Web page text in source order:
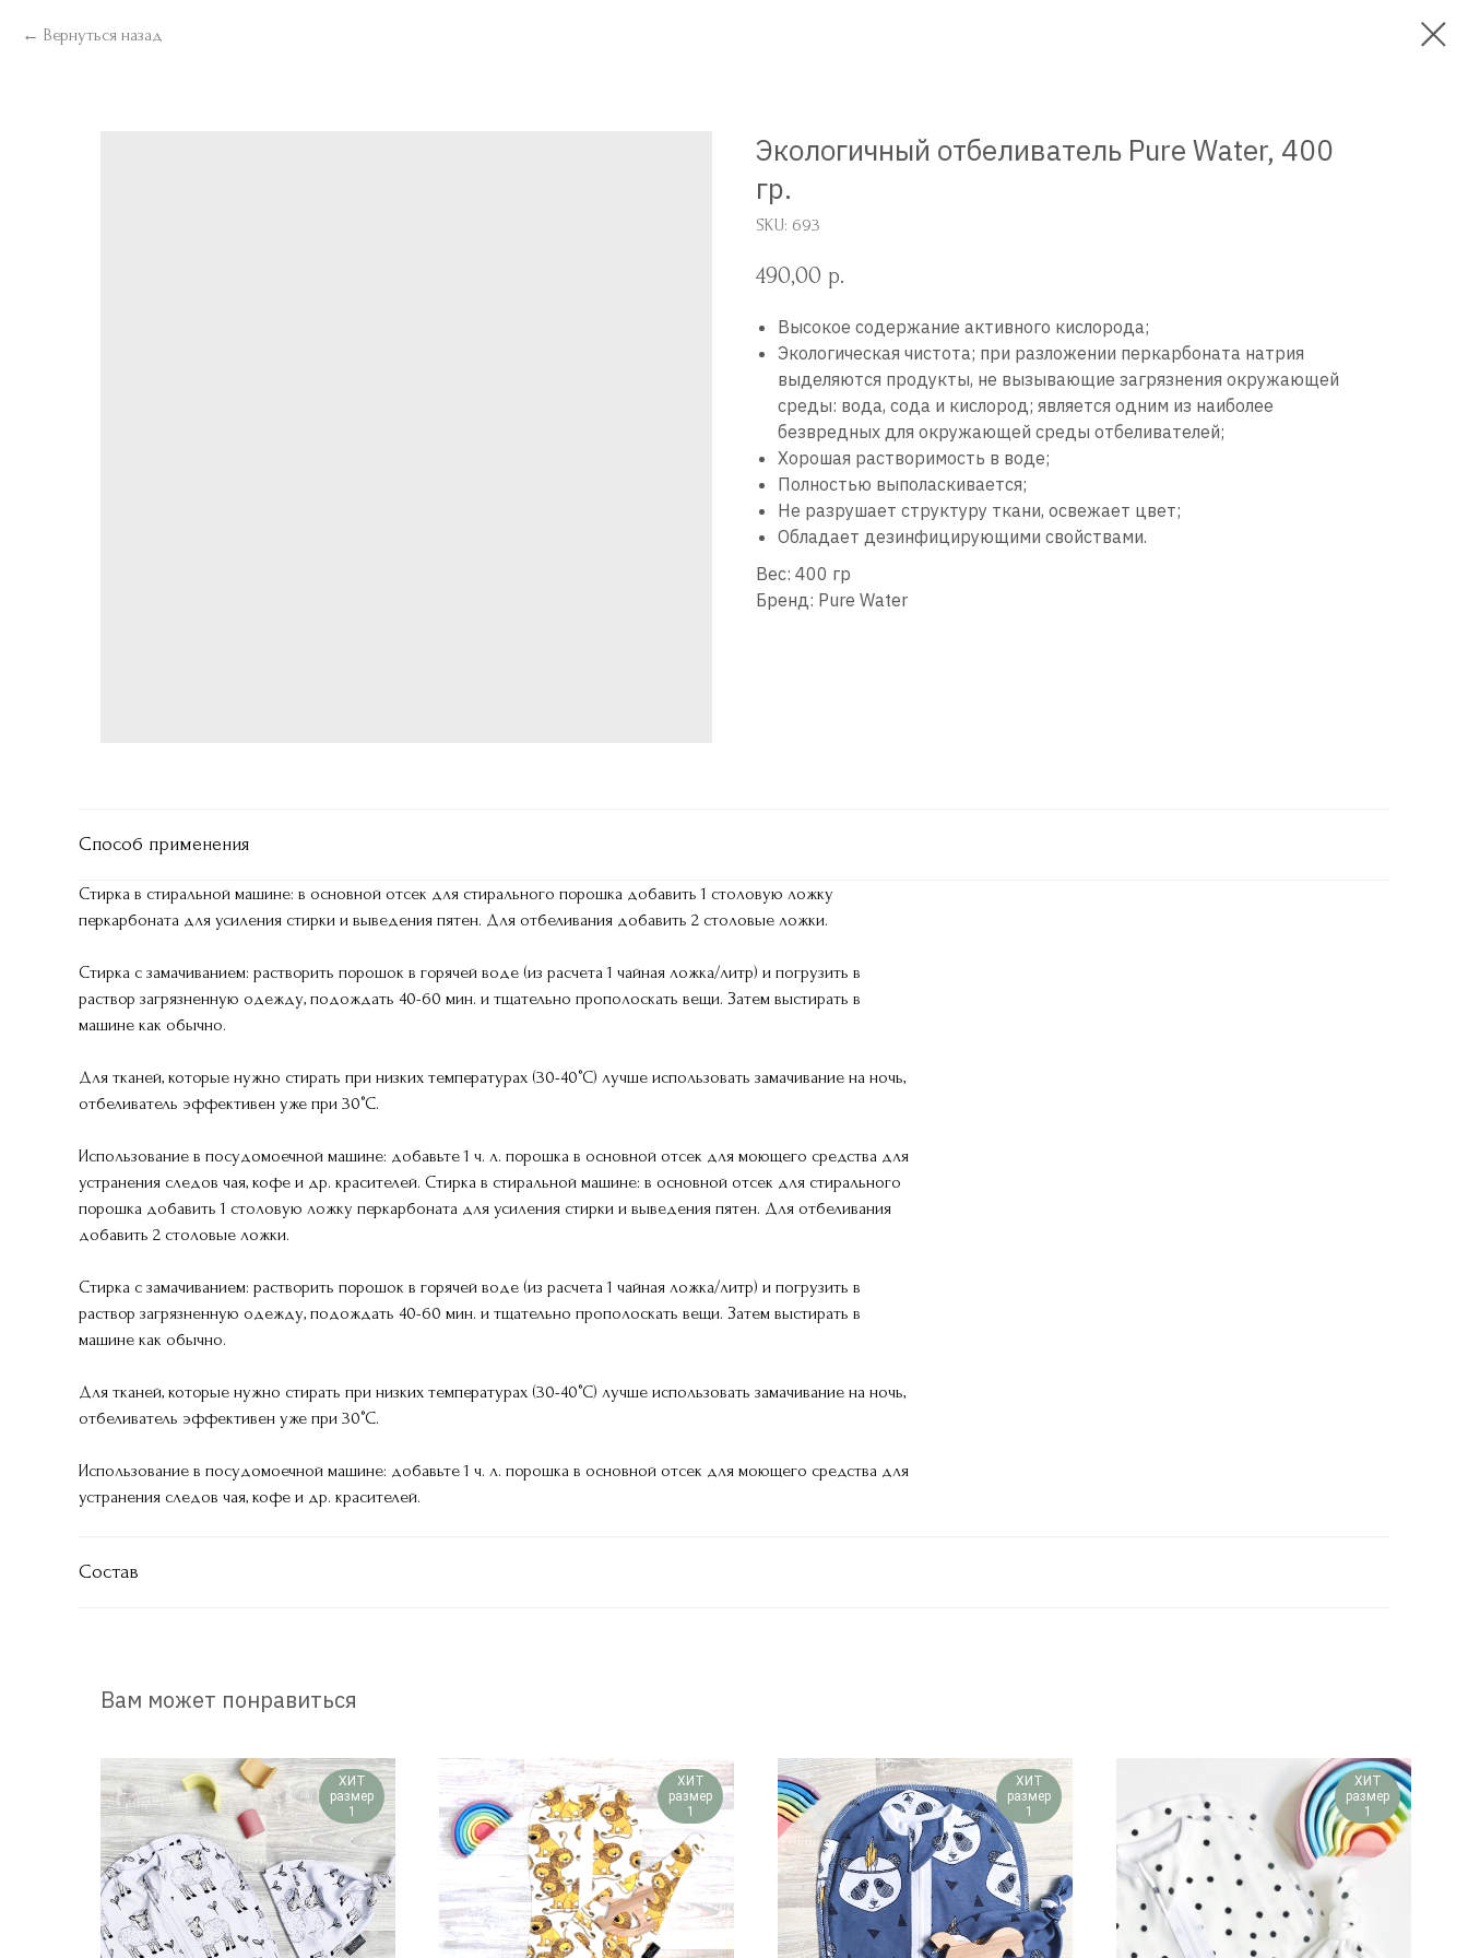
Вернуться назад
Экологичный отбеливатель Pure Water, 400
гр.
SKU: 693
490,00 р.
Высокое содержание активного кислорода;
Экологическая чистота; при разложении перкарбоната натрия
выделяются продукты, не вызывающие загрязнения окружающей
среды: вода, сода и кислород; является одним из наиболее
безвредных для окружающей среды отбеливателей;
Хорошая растворимость в воде;
Полностью выполаскивается;
Не разрушает структуру ткани, освежает цвет;
Обладает дезинфицирующими свойствами.
Вес: 400 гр
Бренд: Pure Water
Способ применения
Стирка в стиральной машине: в основной отсек для стирального порошка добавить 1 столовую ложку
перкарбоната для усиления стирки и выведения пятен. Для отбеливания добавить 2 столовые ложки.
Стирка с замачиванием: растворить порошок в горячей воде (из расчета 1 чайная ложка/литр) и погрузить в
раствор загрязненную одежду, подождать 40-60 мин. и тщательно прополоскать вещи. Затем выстирать в
машине как обычно.
Для тканей, которые нужно стирать при низких температурах (30-40°С) лучше использовать замачивание на ночь,
отбеливатель эффективен уже при 30°С.
Использование в посудомоечной машине: добавьте 1 ч. л. порошка в основной отсек для моющего средства для
устранения следов чая, кофе и др. красителей. Стирка в стиральной машине: в основной отсек для стирального
порошка добавить 1 столовую ложку перкарбоната для усиления стирки и выведения пятен. Для отбеливания
добавить 2 столовые ложки.
Стирка с замачиванием: растворить порошок в горячей воде (из расчета 1 чайная ложка/литр) и погрузить в
раствор загрязненную одежду, подождать 40-60 мин. и тщательно прополоскать вещи. Затем выстирать в
машине как обычно.
Для тканей, которые нужно стирать при низких температурах (30-40°С) лучше использовать замачивание на ночь,
отбеливатель эффективен уже при 30°С.
Использование в посудомоечной машине: добавьте 1 ч. л. порошка в основной отсек для моющего средства для
устранения следов чая, кофе и др. красителей.
Состав
Вам может понравиться
ХИТ
размер
1
ХИТ
размер
1
ХИТ
размер
1
ХИТ
размер
1